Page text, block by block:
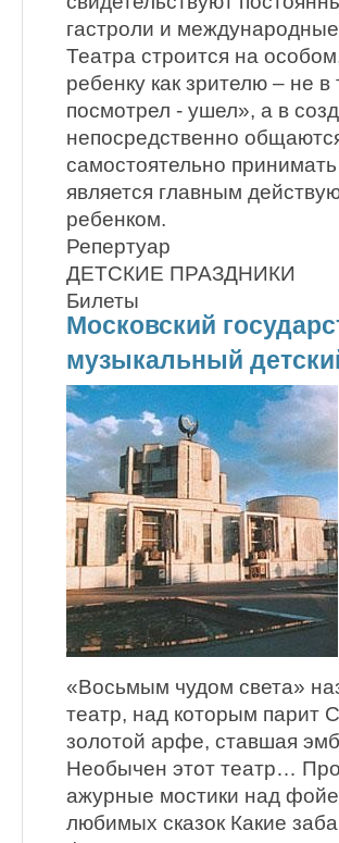
гастроли и
Театра строится на
ребенку как зрителю – не
посмотрел - ушел», а в
непосредственно
самостоятельно
является главным
ребенком.
Репертуар
ДЕТСКИЕ ПРАЗДНИКИ
Билеты
Московский
музыкальный
«Восьмым чудом света»
театр, над которым парит
золотой арфе, ставшая
Необычен этот театр…
ажурные мостики над
любимых сказок Какие